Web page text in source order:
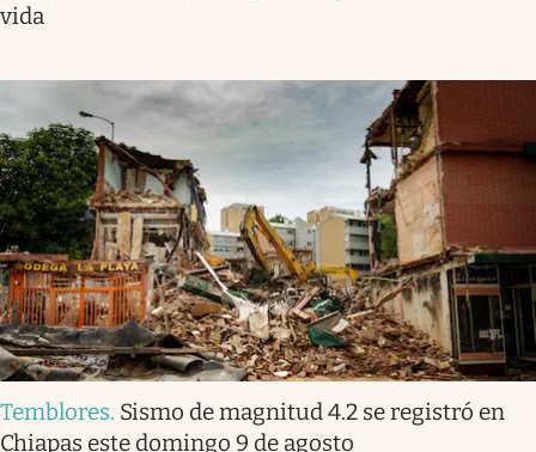
vida
Temblores. Sismo de magnitud 4.2 se registró en
Chiapas este domingo 9 de agosto